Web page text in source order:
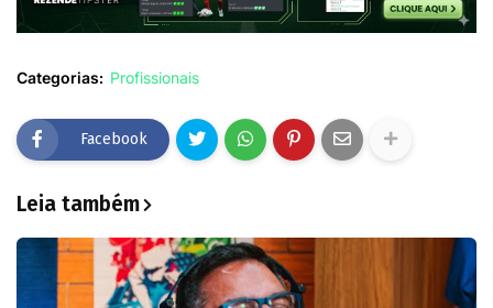
Categorias: Profissionais
Facebook
Leia também